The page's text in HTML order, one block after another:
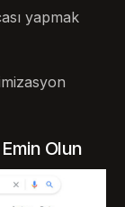
yapmak
Olun